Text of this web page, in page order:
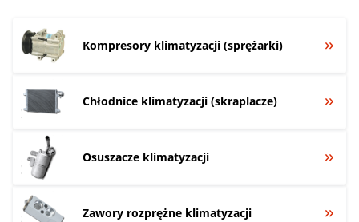
Kompresory klimatyzacji (sprężarki)
Chłodnice klimatyzacji (skraplacze)
Osuszacze klimatyzacji
Zawory rozprężne klimatyzacji